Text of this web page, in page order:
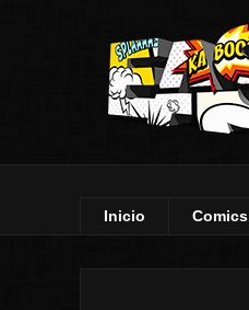
Inicio Comics